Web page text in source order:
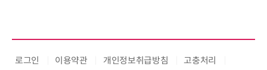
로그인 이용약관 개인정보취급방침 고충처리